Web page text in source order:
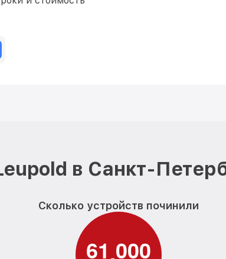
в Санкт-
Сколько устройств починили
61,000